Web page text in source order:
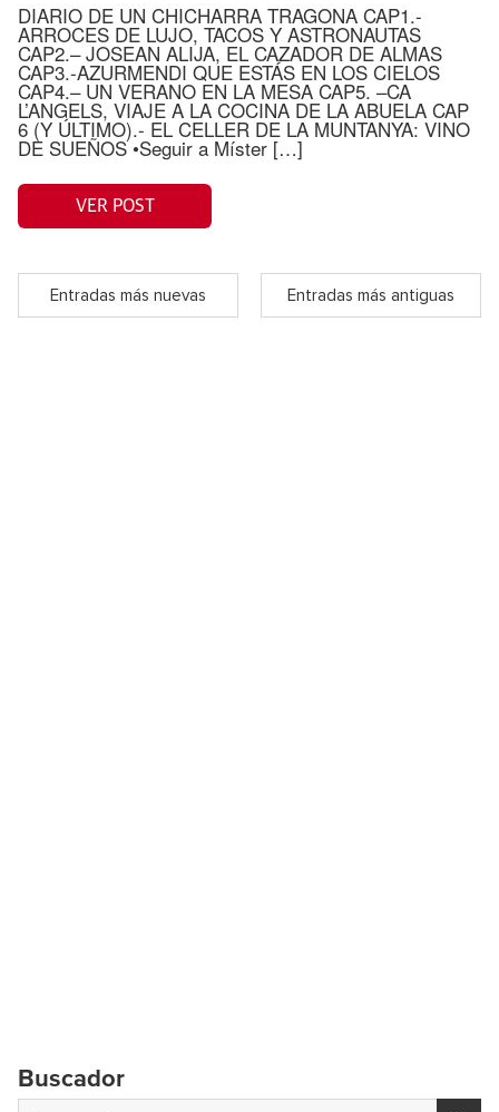
DIARIO DE UN CHICHARRA TRAGONA CAP1.-
ARROCES DE LUJO, TACOS Y ASTRONAUTAS
CAP2.– JOSEAN ALIJA, EL CAZADOR DE ALMAS
CAP3.-AZURMENDI QUE ESTÁS EN LOS CIELOS
CAP4.– UN VERANO EN LA MESA CAP5. –CA
L’ANGELS, VIAJE A LA COCINA DE LA ABUELA CAP
6 (Y ÚLTIMO).- EL CELLER DE LA MUNTANYA: VINO
DE SUEÑOS •Seguir a Míster […]
VER POST
Entradas más nuevas Entradas más antiguas
Buscador